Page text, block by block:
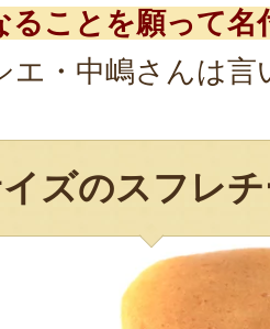
ることを願って名
エ・中嶋さんは言
ズのスフレ